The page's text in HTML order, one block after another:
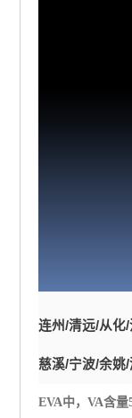
连州/清远/从化/
慈溪/宁波/余姚/
EVA中， VA含量